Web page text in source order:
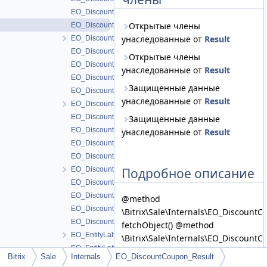
EO_DiscountCoupon_Query
EO_DiscountCoupon_Result
EO_DiscountEntities
EO_DiscountEntities_Collection
EO_DiscountEntities_Entity
EO_DiscountEntities_Query
EO_DiscountEntities_Result
EO_DiscountGroup
EO_DiscountGroup_Collection
EO_DiscountGroup_Entity
EO_DiscountGroup_Query
EO_DiscountGroup_Result
EO_DiscountModule
EO_DiscountModule_Collection
EO_DiscountModule_Entity
EO_DiscountModule_Query
EO_DiscountModule_Result
EO_EntityLabel
EO_EntityLabel_Collection
EO_EntityLabel_Entity
Открытые члены
унаследованные от Result
Открытые члены
унаследованные от Result
Защищенные данные
унаследованные от Result
Защищенные данные
унаследованные от Result
Подробное описание
@method
fetchObject() @method
fetchCollection()
Bitrix Sale Internals EO_DiscountCoupon_Result